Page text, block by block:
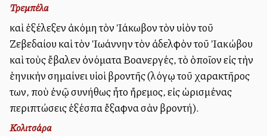
Τρεμπέλα
καὶ ἐξέλεξεν ἀκόμη τὸν Ἰάκωβον τὸν υἱὸν τοῦ
Ζεβεδαίου καὶ τὸν Ἰωάννην τὸν ἀδελφὸν τοῦ Ἰακώβου
καὶ τοὺς ἔβαλεν ὀνόματα Βοανεργές, τὸ ὁποῖον εἰς τὴν
ἑλληνικὴν σημαίνει υἱοὶ βροντῆς (λόγῳ τοῦ χαρακτῆρος
των, ποὺ ἐνῷ συνήθως ἦτο ἤρεμος, εἰς ὡρισμένας
περιπτώσεις ἐξέσπα ἔξαφνα σὰν βροντή).
Κολιτσάρα